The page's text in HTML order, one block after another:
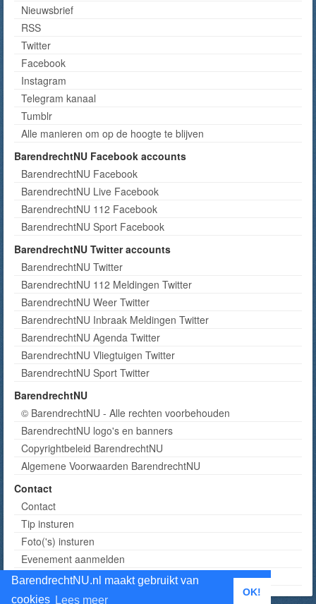
BarendrechtNU.nl maakt gebruikt van
cookies Lees meer
OK!
Nieuwsbrief
RSS
Twitter
Facebook
Instagram
Telegram kanaal
Tumblr
Alle manieren om op de hoogte te blijven
BarendrechtNU Facebook accounts
BarendrechtNU Facebook
BarendrechtNU Live Facebook
BarendrechtNU 112 Facebook
BarendrechtNU Sport Facebook
BarendrechtNU Twitter accounts
BarendrechtNU Twitter
BarendrechtNU 112 Meldingen Twitter
BarendrechtNU Weer Twitter
BarendrechtNU Inbraak Meldingen Twitter
BarendrechtNU Agenda Twitter
BarendrechtNU Vliegtuigen Twitter
BarendrechtNU Sport Twitter
BarendrechtNU
© BarendrechtNU - Alle rechten voorbehouden
BarendrechtNU logo's en banners
Copyrightbeleid BarendrechtNU
Algemene Voorwaarden BarendrechtNU
Contact
Contact
Tip insturen
Foto('s) insturen
Evenement aanmelden
Informatie aanvragen adverteren